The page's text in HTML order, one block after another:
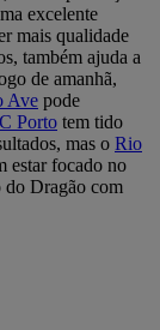
excelente
mais qualidade
também ajuda a
de amanhã,
Ave pode
Porto tem tido
mas o Rio
estar focado no
do Dragão com